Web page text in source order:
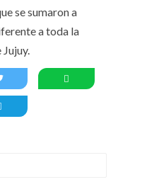
se sumaron a
a toda la
Jujuy.